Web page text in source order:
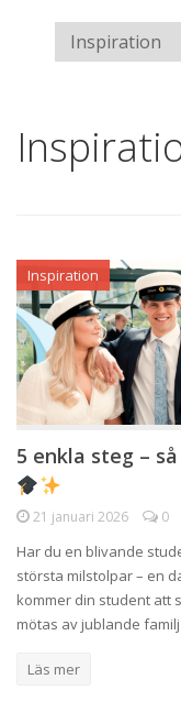
Inspiration
5 enkla steg –
21 januari 2026 0
Har du en blivande
största milstolpar – en
kommer din student att
mötas av jublande
Läs mer